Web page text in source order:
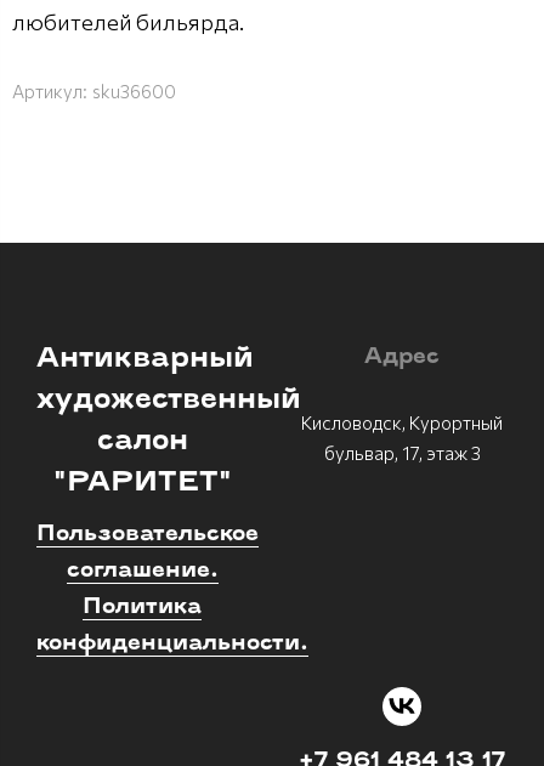
любителей бильярда.
Артикул: sku36600
Антикварный
художественный
салон
"РАРИТЕТ"
Пользовательское
соглашение.
Политика
конфиденциальности.
Адрес
Кисловодск, Курортный
бульвар, 17, этаж 3
+7 961 484 13 17